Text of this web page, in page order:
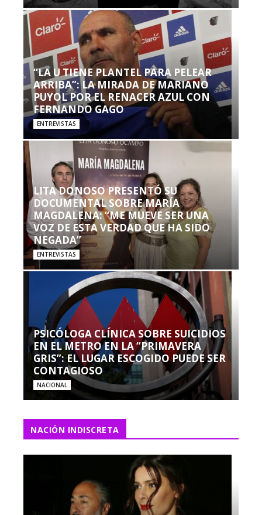
“LA U TIENE PLANTEL PARA PELEAR
ARRIBA”: LA MIRADA DE MARIANO
PUYOL POR EL RENACER AZUL CON
FERNANDO GAGO
ENTREVISTAS
LITA DONOSO PRESENTÓ SU
DOCUMENTAL SOBRE MARÍA
MAGDALENA: “ME MUEVE SER UNA
VOZ DE ESTA VERDAD QUE HA SIDO
NEGADA”
ENTREVISTAS
PSICÓLOGA CLÍNICA SOBRE SUICIDIOS
EN EL METRO EN LA “PRIMAVERA
GRIS”: EL LUGAR ESCOGIDO PUEDE SER
CONTAGIOSO
NACIONAL
NACIÓN INDISCRETA